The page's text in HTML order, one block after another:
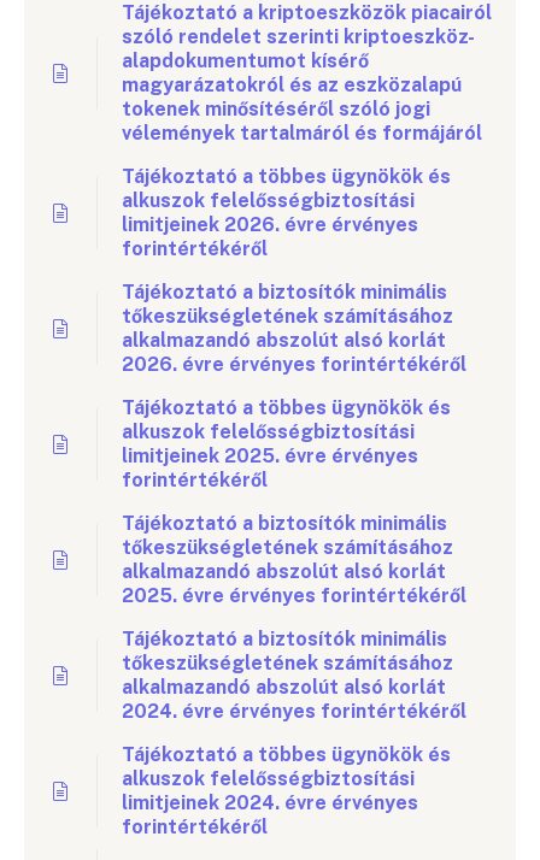
Tájékoztató a kriptoeszközök piacairól
szóló rendelet szerinti kriptoeszköz-
alapdokumentumot kísérő
magyarázatokról és az eszközalapú
tokenek minősítéséről szóló jogi
vélemények tartalmáról és formájáról
Tájékoztató a többes ügynökök és
alkuszok felelősségbiztosítási
limitjeinek 2026. évre érvényes
forintértékéről
Tájékoztató a biztosítók minimális
tőkeszükségletének számításához
alkalmazandó abszolút alsó korlát
2026. évre érvényes forintértékéről
Tájékoztató a többes ügynökök és
alkuszok felelősségbiztosítási
limitjeinek 2025. évre érvényes
forintértékéről
Tájékoztató a biztosítók minimális
tőkeszükségletének számításához
alkalmazandó abszolút alsó korlát
2025. évre érvényes forintértékéről
Tájékoztató a biztosítók minimális
tőkeszükségletének számításához
alkalmazandó abszolút alsó korlát
2024. évre érvényes forintértékéről
Tájékoztató a többes ügynökök és
alkuszok felelősségbiztosítási
limitjeinek 2024. évre érvényes
forintértékéről